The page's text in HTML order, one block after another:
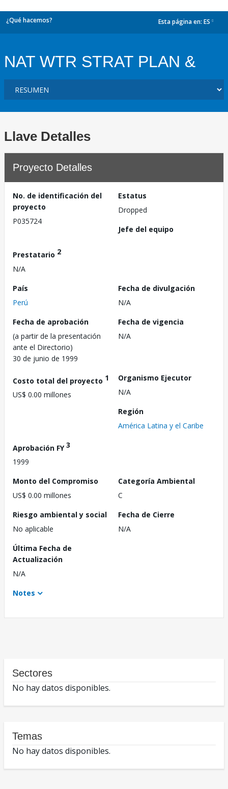
¿Qué hacemos? Esta página en: ES
NAT WTR STRAT PLAN &
Llave Detalles
Proyecto Detalles
No. de identificación del
proyecto
P035724
Estatus
Dropped
Jefe del equipo
Prestatario 2
N/A
País
Perú
Fecha de divulgación
N/A
Fecha de aprobación
(a partir de la presentación
ante el Directorio)
30 de junio de 1999
Fecha de vigencia
N/A
Costo total del proyecto 1
US$ 0.00 millones
Organismo Ejecutor
N/A
Región
América Latina y el Caribe
Aprobación FY3
1999
Monto del Compromiso
US$ 0.00 millones
Categoría Ambiental
C
Riesgo ambiental y social
No aplicable
Fecha de Cierre
N/A
Última Fecha de
Actualización
N/A
Notes
Sectores
No hay datos disponibles.
Temas
No hay datos disponibles.